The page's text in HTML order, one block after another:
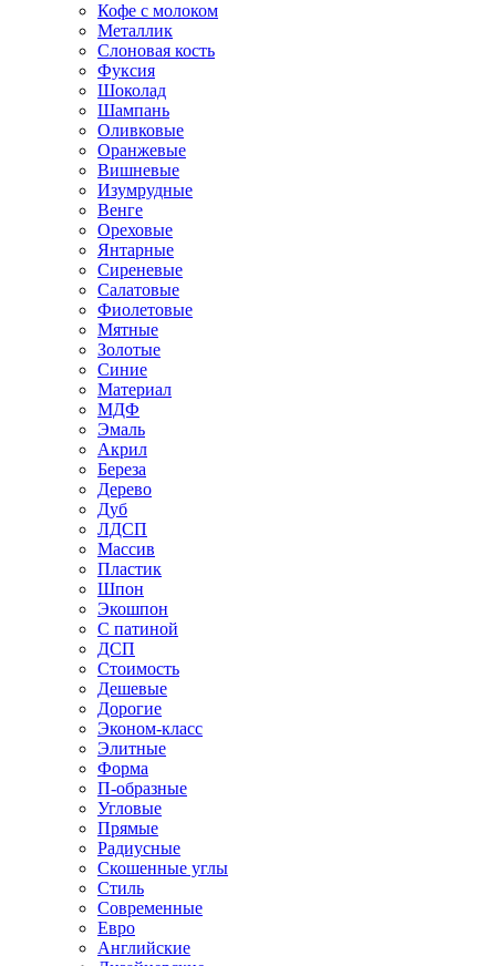
Кофе с молоком
Металлик
Слоновая кость
Фуксия
Шоколад
Шампань
Оливковые
Оранжевые
Вишневые
Изумрудные
Венге
Ореховые
Янтарные
Сиреневые
Салатовые
Фиолетовые
Мятные
Золотые
Синие
Материал
МДФ
Эмаль
Акрил
Береза
Дерево
Дуб
ЛДСП
Массив
Пластик
Шпон
Экошпон
С патиной
ДСП
Стоимость
Дешевые
Дорогие
Эконом-класс
Элитные
Форма
П-образные
Угловые
Прямые
Радиусные
Скошенные углы
Стиль
Современные
Евро
Английские